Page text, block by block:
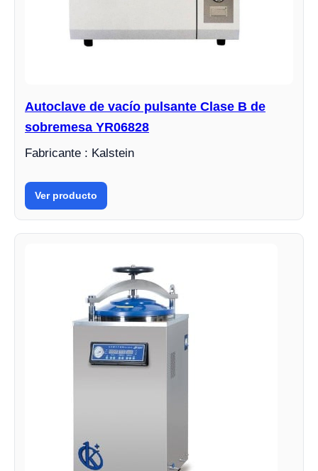
Autoclave de vacío pulsante Clase B de
sobremesa YR06828
Fabricante : Kalstein
Ver producto